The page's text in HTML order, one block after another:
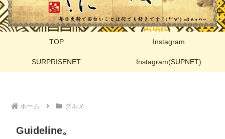
TOP Instagram
SURPRISENET Instagram(SUPNET)
ホーム グルメ
Guideline。